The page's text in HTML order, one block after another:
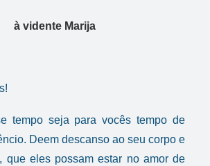
à vidente Marija
seja para vocês tempo de
Deem descanso ao seu corpo e
que eles possam estar no amor de